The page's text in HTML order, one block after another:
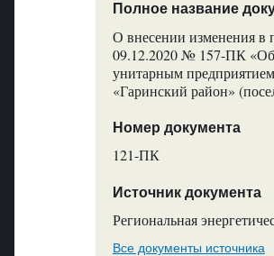
Полное название
О внесении изменения в
09.12.2020 № 157-ПК «Об
унитарным
«Гаринский район»
Номер документа
121-ПК
Источник документа
Региональная
Все документы источника